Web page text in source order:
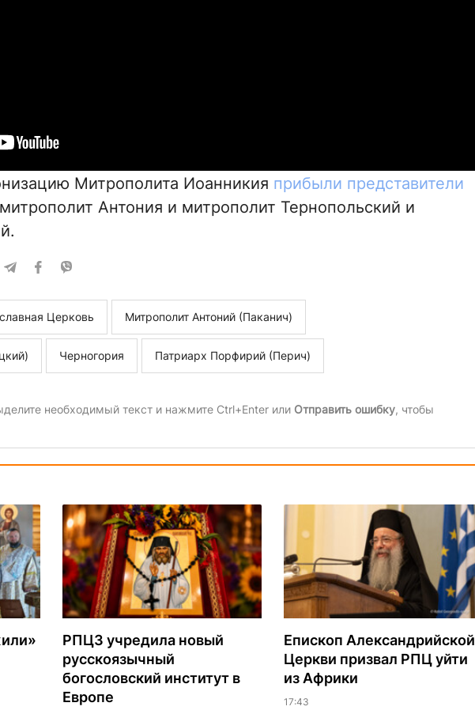
Митрополита Иоанникия прибыли представители
Антония и митрополит Тернопольский и
Церковь Митрополит Антоний (Паканич)
Черногория Патриарх Порфирий (Перич)
необходимый текст и нажмите Ctrl+Enter или Отправить ошибку, чтобы
РПЦЗ учредила новый
русскоязычный
богословский институт в
Европе
Епископ Александрийской
Церкви призвал РПЦ уйти
из Африки
17:43